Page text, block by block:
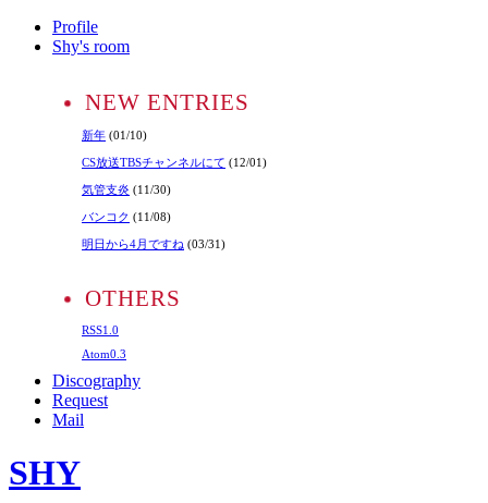
Profile
Shy's room
NEW ENTRIES
新年 (01/10)
CS放送TBSチャンネルにて (12/01)
気管支炎 (11/30)
バンコク (11/08)
明日から4月ですね (03/31)
OTHERS
RSS1.0
Atom0.3
Discography
Request
Mail
SHY